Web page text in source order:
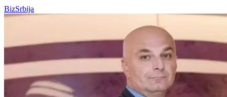
BizSrbija